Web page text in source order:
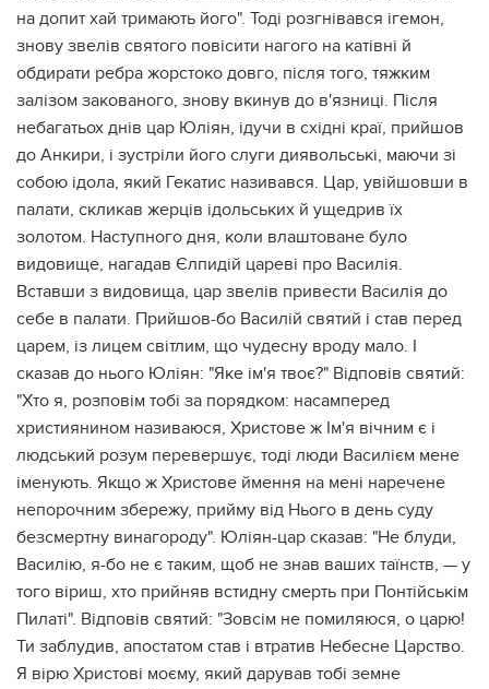
на допит хай тримають його". Тоді розгнівався ігемон,
знову звелів святого повісити нагого на катівні й
обдирати ребра жорстоко довго, після того, тяжким
залізом закованого, знову вкинув до в'язниці. Після
небагатьох днів цар Юліян, ідучи в східні краї, прийшов
до Анкири, і зустріли його слуги диявольські, маючи зі
собою ідола, який Гекатис називався. Цар, увійшовши в
палати, скликав жерців ідольських й ущедрив їх
золотом. Наступного дня, коли влаштоване було
видовище, нагадав Єлпидій цареві про Василія.
Вставши з видовища, цар звелів привести Василія до
себе в палати. Прийшов-бо Василій святий і став перед
царем, із лицем світлим, що чудесну вроду мало. І
сказав до нього Юліян: "Яке ім'я твоє?" Відповів святий:
"Хто я, розповім тобі за порядком: насамперед
християнином називаюся, Христове ж Ім'я вічним є і
людський розум перевершує, тоді люди Василієм мене
іменують. Якщо ж Христове ймення на мені наречене
непорочним збережу, прийму від Нього в день суду
безсмертну винагороду". Юліян-цар сказав: "Не блуди,
Василію, я-бо не є таким, щоб не знав ваших таїнств, — у
того віриш, хто прийняв встидну смерть при Понтійськім
Пилаті". Відповів святий: "Зовсім не помиляюся, о царю!
Ти заблудив, апостатом став і втратив Небесне Царство.
Я вірю Христові моєму, який дарував тобі земне